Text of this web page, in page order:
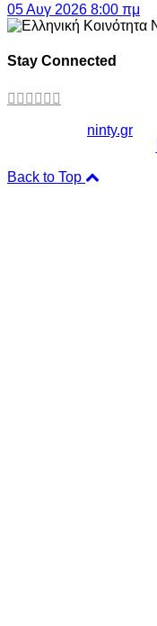
05 Αυγ 2026 8:00 πμ
Stay Connected
ninty.gr
Back to Top